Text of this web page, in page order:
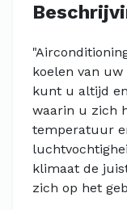
koelen van
kunt u altijd
waarin u zich
temperatuur
klimaat de
zich op het